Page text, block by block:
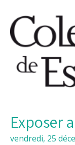
Exposer
vendredi, 25